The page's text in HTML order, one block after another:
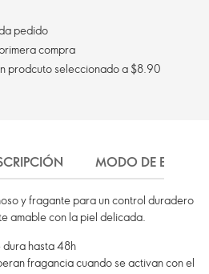
pedido
compra
Envío gratis al comprar un prodcuto seleccionado a $8.90
MODO DE EMPLEO
y fragante para un control duradero
amable con la piel delicada.
dura hasta 48h
fragancia cuando se activan con el